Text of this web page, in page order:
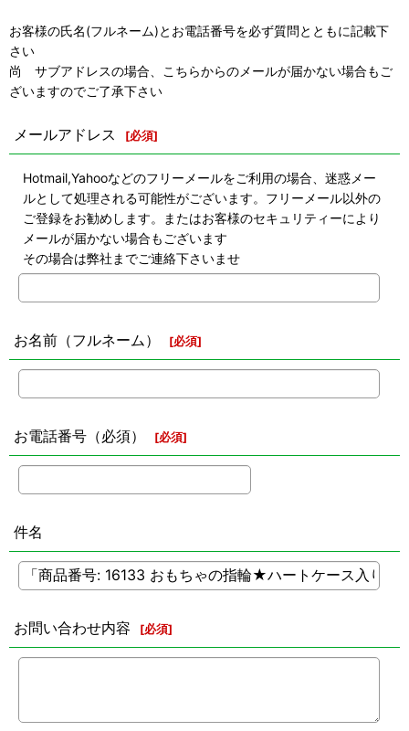
お客様の氏名(フルネーム)とお電話番号を必ず質問とともに記載下
さい
尚 サブアドレスの場合、こちらからのメールが届かない場合もご
ざいますのでご了承下さい
メールアドレス [必須]
Hotmail,Yahooなどのフリーメールをご利用の場合、迷惑メー
ルとして処理される可能性がございます。フリーメール以外の
ご登録をお勧めします。またはお客様のセキュリティーにより
メールが届かない場合もございます
その場合は弊社までご連絡下さいませ
お名前（フルネーム） [必須]
お電話番号（必須） [必須]
件名
お問い合わせ内容 [必須]